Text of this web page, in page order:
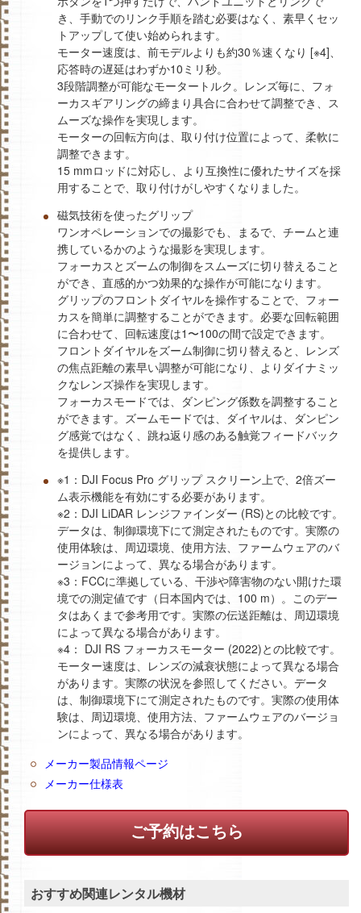
き、手動でのリンク手順を踏む必要はなく、素早くセッ
トアップして使い始められます。
モーター速度は、前モデルよりも約30％速くなり [※4]、
応答時の遅延はわずか10ミリ秒。
3段階調整が可能なモータートルク。レンズ毎に、フォ
ーカスギアリングの締まり具合に合わせて調整でき、ス
ムーズな操作を実現します。
モーターの回転方向は、取り付け位置によって、柔軟に
調整できます。
15 mmロッドに対応し、より互換性に優れたサイズを採
用することで、取り付けがしやすくなりました。
磁気技術を使ったグリップ
ワンオペレーションでの撮影でも、まるで、チームと連
携しているかのような撮影を実現します。
フォーカスとズームの制御をスムーズに切り替えること
ができ、直感的かつ効果的な操作が可能になります。
グリップのフロントダイヤルを操作することで、フォー
カスを簡単に調整することができます。必要な回転範囲
に合わせて、回転速度は1〜100の間で設定できます。
フロントダイヤルをズーム制御に切り替えると、レンズ
の焦点距離の素早い調整が可能になり、よりダイナミッ
クなレンズ操作を実現します。
フォーカスモードでは、ダンピング係数を調整すること
ができます。ズームモードでは、ダイヤルは、ダンピン
グ感覚ではなく、跳ね返り感のある触覚フィードバック
を提供します。
※1：DJI Focus Pro グリップ スクリーン上で、2倍ズー
ム表示機能を有効にする必要があります。
※2：DJI LiDAR レンジファインダー (RS)との比較です。
データは、制御環境下にて測定されたものです。実際の
使用体験は、周辺環境、使用方法、ファームウェアのバ
ージョンによって、異なる場合があります。
※3：FCCに準拠している、干渉や障害物のない開けた環
境での測定値です（日本国内では、100 m）。このデー
タはあくまで参考用です。実際の伝送距離は、周辺環境
によって異なる場合があります。
※4： DJI RS フォーカスモーター (2022)との比較です。
モーター速度は、レンズの減衰状態によって異なる場合
があります。実際の状況を参照してください。データ
は、制御環境下にて測定されたものです。実際の使用体
験は、周辺環境、使用方法、ファームウェアのバージョ
ンによって、異なる場合があります。
メーカー製品情報ページ
メーカー仕様表
ご予約はこちら
おすすめ関連レンタル機材